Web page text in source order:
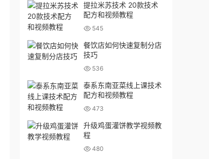
提拉米苏技术 20款技术
配方和视频教程
545
餐饮店如何快速复制分店
技巧
536
泰系东南亚菜线上课技术
配方和视频教程
473
升级鸡蛋灌饼教学视频教
程
480